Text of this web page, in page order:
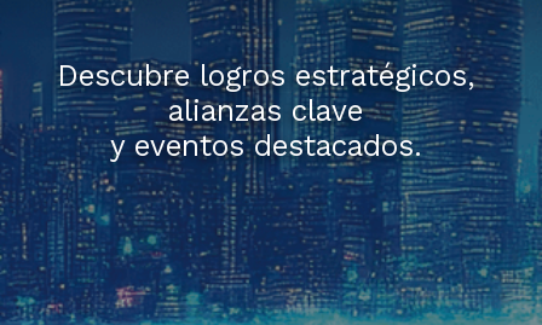
Descubre logros estratégicos,
alianzas clave
y eventos destacados.